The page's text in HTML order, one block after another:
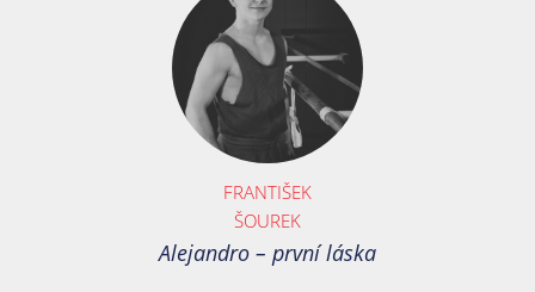
FRANTIŠEK
ŠOUREK
Alejandro – první láska